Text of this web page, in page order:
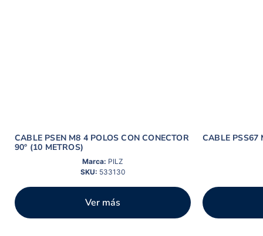
CABLE PSEN M8 4 POLOS CON CONECTOR
90° (10 METROS)
Marca: PILZ
SKU: 533130
Ver más
CABLE PSS67